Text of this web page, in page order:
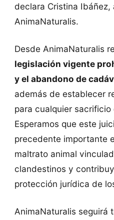
declara Cristina Ibáñez,
AnimaNaturalis.
Desde AnimaNaturalis
legislación vigente
y el abandono de
además de establecer
para cualquier sacrificio
Esperamos que este
precedente importante
maltrato animal
clandestinos y
protección jurídica de
AnimaNaturalis seguirá